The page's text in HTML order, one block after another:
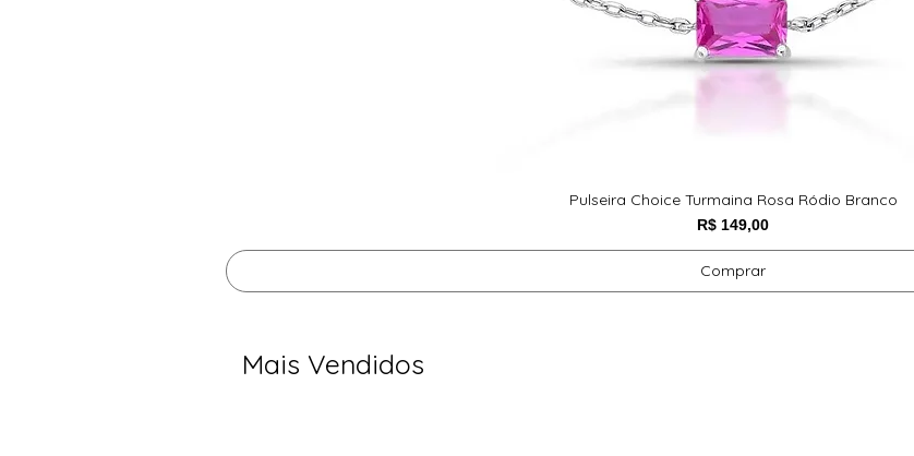
Pulseira Choice Turmaina Rosa Ródio Branco
Preço
R$ 149,00
Comprar
Mais Vendidos